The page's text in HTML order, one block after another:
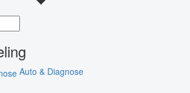
Auto & Diagnose